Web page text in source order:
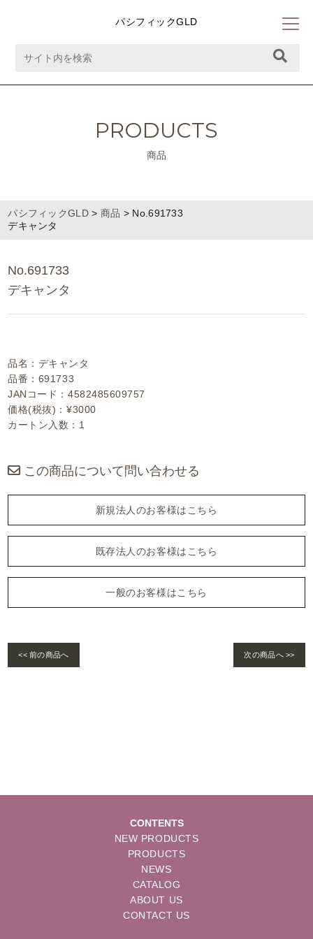
パシフィックGLD
PRODUCTS
商品
パシフィックGLD> 商品 > No.691733
デキャンタ
No.691733
デキャンタ
品名：デキャンタ
品番：691733
JANコード：4582485609757
価格(税抜)：¥3000
カートン入数：1
この商品について問い合わせる
新規法人のお客様はこちら
既存法人のお客様はこちら
一般のお客様はこちら
<< 前の商品へ 次の商品へ >>
CONTENTS
NEW PRODUCTS
PRODUCTS
NEWS
CATALOG
ABOUT US
CONTACT US